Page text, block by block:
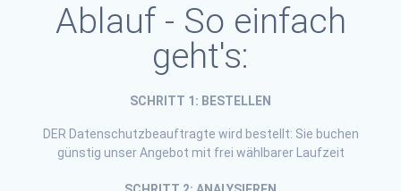
Ablauf - So einfach
geht's:
SCHRITT 1: BESTELLEN
DER Datenschutzbeauftragte wird bestellt: Sie buchen
günstig unser Angebot mit frei wählbarer Laufzeit